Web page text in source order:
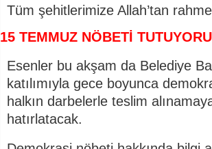
Tüm şehitlerimize Allah’tan
15 TEMMUZ NÖBETİ
Esenler bu akşam da Belediye
katılımıyla gece boyunca
halkın darbelerle teslim
hatırlatacak.